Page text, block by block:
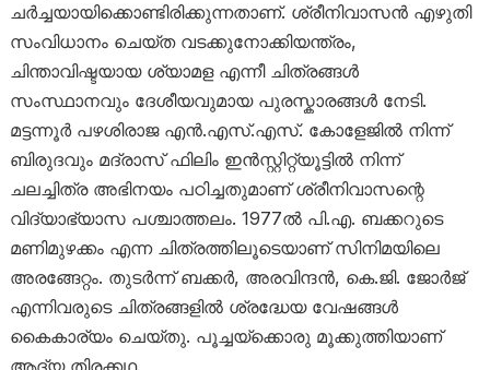
ചർച്ചയായിക്കൊണ്ടിരിക്കുന്നതാണ്. ശ്രീനിവാസൻ എഴുതി
സംവിധാനം ചെയ്ത വടക്കുനോക്കിയന്ത്രം,
ചിന്താവിഷ്ടയായ ശ്യാമള എന്നീ ചിത്രങ്ങൾ
സംസ്ഥാനവും ദേശീയവുമായ പുരസ്കാരങ്ങൾ നേടി.
മട്ടന്നൂർ പഴശിരാജ എൻ.എസ്.എസ്. കോളേജിൽ നിന്ന്
ബിരുദവും മദ്രാസ് ഫിലിം ഇൻസ്റ്റിറ്റ്യൂട്ടിൽ നിന്ന്
ചലച്ചിത്ര അഭിനയം പഠിച്ചതുമാണ് ശ്രീനിവാസന്റെ
വിദ്യാഭ്യാസ പശ്ചാത്തലം. 1977ൽ പി.എ. ബക്കറുടെ
മണിമുഴക്കം എന്ന ചിത്രത്തിലൂടെയാണ് സിനിമയിലെ
അരങ്ങേറ്റം. തുടർന്ന് ബക്കർ, അരവിന്ദൻ, കെ.ജി. ജോർജ്
എന്നിവരുടെ ചിത്രങ്ങളിൽ ശ്രദ്ധേയ വേഷങ്ങൾ
കൈകാര്യം ചെയ്തു. പൂച്ചയ്ക്കൊരു മൂക്കുത്തിയാണ്
ആദ്യ തിരക്കഥ.